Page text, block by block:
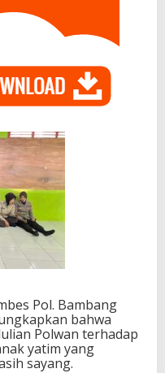
Pol. Bambang
bahwa
Polwan terhadap
yatim yang
sayang.